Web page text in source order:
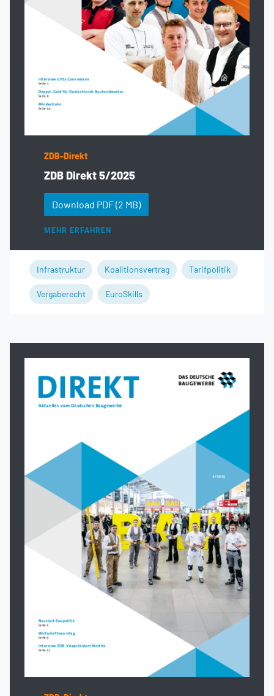
ZDB-Direkt
ZDB Direkt 5/2025
Download PDF(2 MB)
MEHR ERFAHREN
Infrastruktur Koalitionsvertrag Tarifpolitik
Vergaberecht EuroSkills